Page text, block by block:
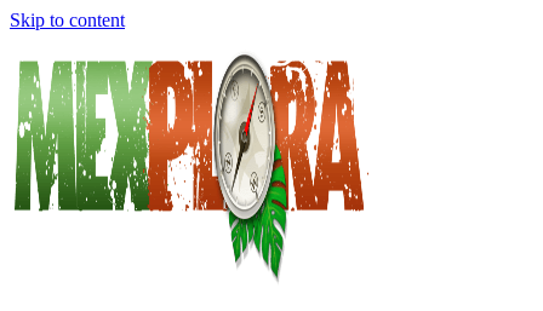
Skip to content